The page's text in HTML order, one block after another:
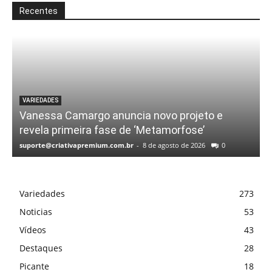
Recentes
VARIEDADES
Vanessa Camargo anuncia novo projeto e
revela primeira fase de ‘Metamorfose’
suporte@criativapremium.com.br - 8 de agosto de 2026 0
Variedades
273
Noticias
53
Vídeos
43
Destaques
28
Picante
18